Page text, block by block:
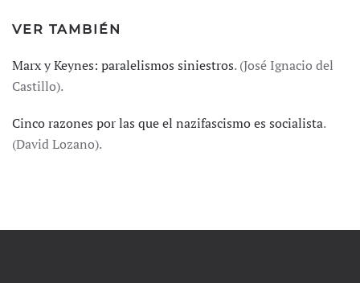
VER TAMBIÉN
Marx y Keynes: paralelismos siniestros. (José Ignacio del
Castillo).
Cinco razones por las que el nazifascismo es socialista.
(David Lozano).